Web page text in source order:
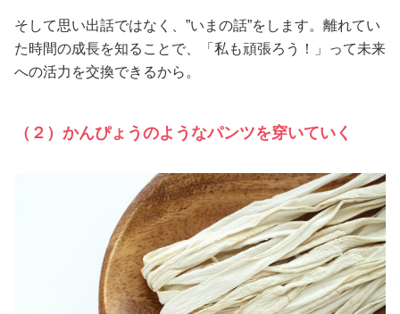
そして思い出話ではなく、”いまの話”をします。離れてい
た時間の成長を知ることで、「私も頑張ろう！」って未来
への活力を交換できるから。
（２）かんぴょうのようなパンツを穿いていく